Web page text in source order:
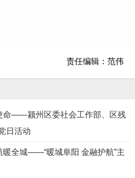
责任编辑：范伟
命——颍州区委社会工作部、区残
日活动
暖全城——“暖城阜阳 金融护航”主